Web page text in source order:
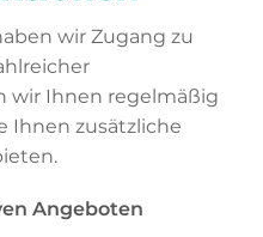
wir Zugang zu
wir Ihnen regelmäßig
Ihnen zusätzliche
Angeboten